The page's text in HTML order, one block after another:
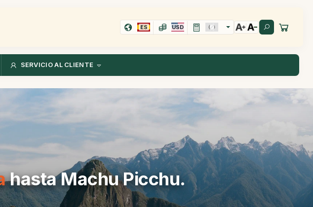
ES USD
SERVICIO AL CLIENTE
hasta Machu Picchu.